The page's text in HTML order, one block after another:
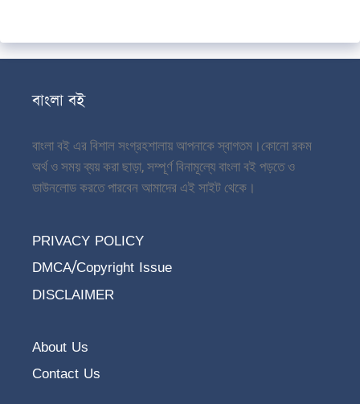
বাংলা বই
বাংলা বই এর বিশাল সংগ্রহশালায় আপনাকে স্বাগতম।কোনো রকম
অর্থ ও সময় ব্যয় করা ছাড়া, সম্পূর্ণ বিনামূল্যে বাংলা বই পড়তে ও
ডাউনলোড করতে পারবেন আমাদের এই সাইট থেকে।
PRIVACY POLICY
DMCA/Copyright Issue
DISCLAIMER
About Us
Contact Us